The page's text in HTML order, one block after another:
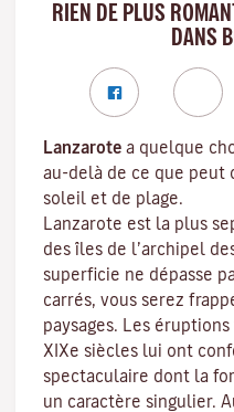
RIEN DE PLUS
DANS
Lanzarote a quelque
au-delà de ce que
soleil et de plage.
Lanzarote est la plus
des îles de l’archipel
superficie ne dépasse
carrés, vous serez
paysages. Les
XIXe siècles lui ont
spectaculaire dont la
un caractère singulier.